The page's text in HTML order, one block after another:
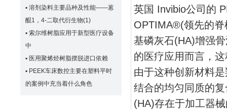
▪ 溶剂染料主要品种及性能——蒽
醌1，4-二取代衍生物(1)
▪ 索尔维树脂应用于新型医疗设备
中
▪ 医用聚烯烃树脂摆脱进口依赖
▪ PEEK车床数控主要在塑料平时
的案例中充当着什么角色
英国 Invibio公司的
OPTIMA®(领先的
基磷灰石(HA)增强
的医疗应用而言，
由于这种创新材料
结合的均匀同质的
(HA)存在于加工器